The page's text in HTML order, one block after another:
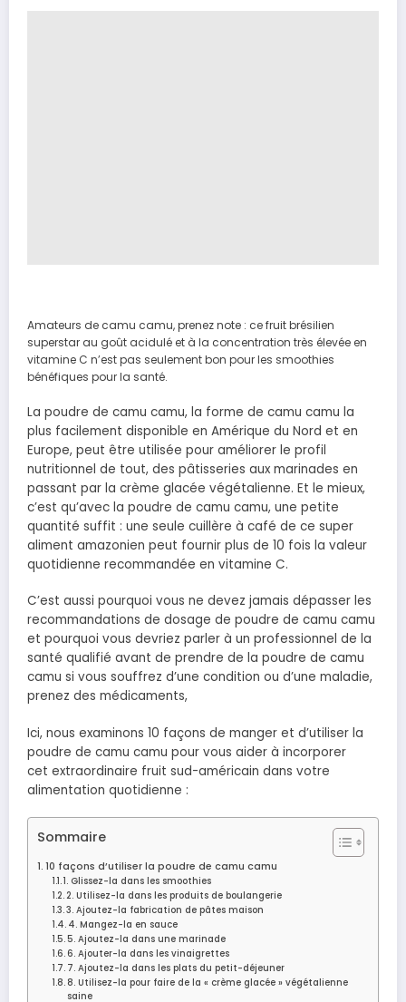
Amateurs de camu camu, prenez note : ce fruit brésilien
superstar au goût acidulé et à la concentration très élevée en
vitamine C n’est pas seulement bon pour les smoothies
bénéfiques pour la santé.
La poudre de camu camu, la forme de camu camu la
plus facilement disponible en Amérique du Nord et en
Europe, peut être utilisée pour améliorer le profil
nutritionnel de tout, des pâtisseries aux marinades en
passant par la crème glacée végétalienne. Et le mieux,
c’est qu’avec la poudre de camu camu, une petite
quantité suffit : une seule cuillère à café de ce super
aliment amazonien peut fournir plus de 10 fois la valeur
quotidienne recommandée en vitamine C.
C’est aussi pourquoi vous ne devez jamais dépasser les
recommandations de dosage de poudre de camu camu
et pourquoi vous devriez parler à un professionnel de la
santé qualifié avant de prendre de la poudre de camu
camu si vous souffrez d’une condition ou d’une maladie,
prenez des médicaments,
Ici, nous examinons 10 façons de manger et d’utiliser la
poudre de camu camu pour vous aider à incorporer
cet extraordinaire fruit sud-américain dans votre
alimentation quotidienne :
Sommaire
10 façons d’utiliser la poudre de camu camu
1. Glissez-la dans les smoothies
2. Utilisez-la dans les produits de boulangerie
3. Ajoutez-la fabrication de pâtes maison
4. Mangez-la en sauce
5. Ajoutez-la dans une marinade
6. Ajouter-la dans les vinaigrettes
7. Ajoutez-la dans les plats du petit-déjeuner
8. Utilisez-la pour faire de la « crème glacée » végétalienne
saine